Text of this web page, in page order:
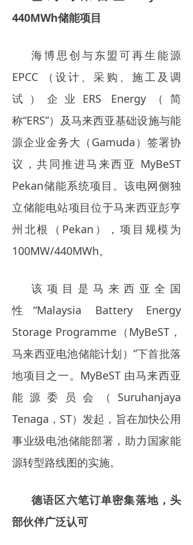
440MWh储能项目
海博思创与东盟可再生能源
EPCC （设计、采购、施工及调
试）企业ERS Energy（简
称“ERS”）及马来西亚基础设施与能
源企业金务大（Gamuda）签署协
议，共同推进马来西亚 MyBeST
Pekan储能系统项目。该电网侧独
立储能电站项目位于马来西亚彭亨
州北根（Pekan），项目规模为
100MW/440MWh。
该项目是马来西亚全国
性“Malaysia Battery Energy
Storage Programme（MyBeST，
马来西亚电池储能计划）”下首批落
地项目之一。MyBeST 由马来西亚
能源委员会（Suruhanjaya
Tenaga，ST）发起，旨在加快公用
事业级电池储能部署，助力国家能
源转型路线图的实施。
德语区六笔订单密集落地，头
部伙伴广泛认可